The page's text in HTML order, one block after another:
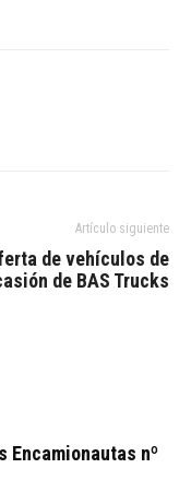
Artículo siguiente
de vehículos de
de BAS Trucks
Encamionautas nº